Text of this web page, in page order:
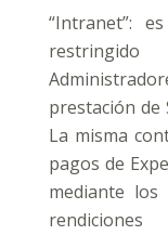
“Intranet”:
prestación de
La misma
pagos de
mediante